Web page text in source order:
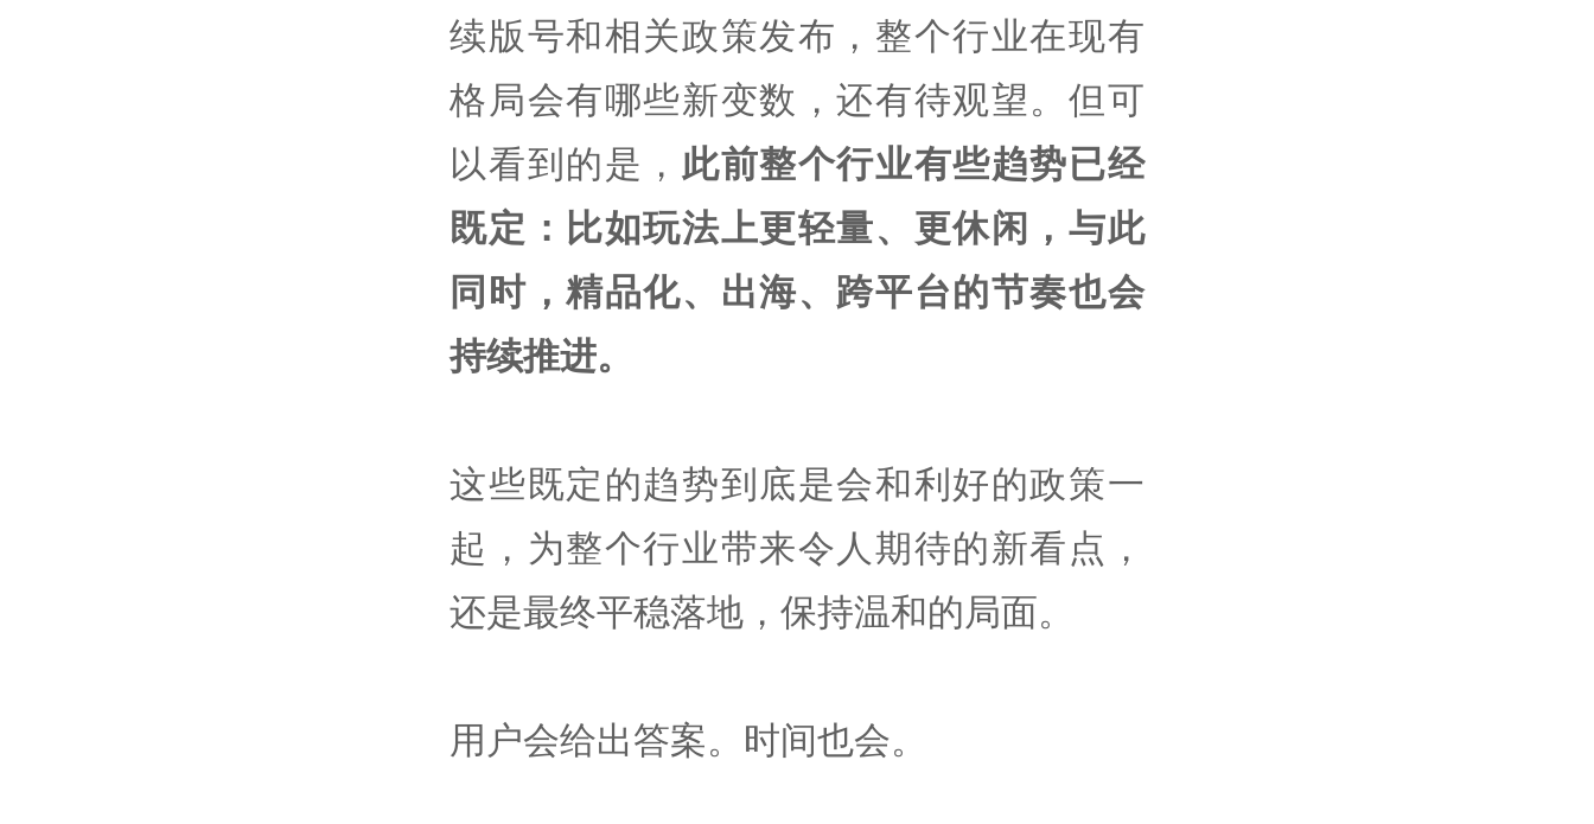
续版号和相关政策发布，整个行业在现有
格局会有哪些新变数，还有待观望。但可
以看到的是， 此前整个行业有些趋势已经
既定：比如玩法上更轻量、更休闲，与此
同时，精品化、出海、跨平台的节奏也会
持续推进。
这些既定的趋势到底是会和利好的政策一
起，为整个行业带来令人期待的新看点，
还是最终平稳落地，保持温和的局面。
用户会给出答案。时间也会。